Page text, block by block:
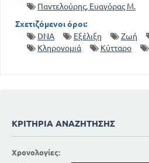
Παντελούρης, Ευαγόρας Μ.
Σχετιζόμενοι όροι:
DNA
Εξέλιξη Ζωή
Κληρονομιά
Κύτταρο
ΚΡΙΤΉΡΙΑ ΑΝΑΖΉΤΗΣΗΣ
Χρονολογίες: